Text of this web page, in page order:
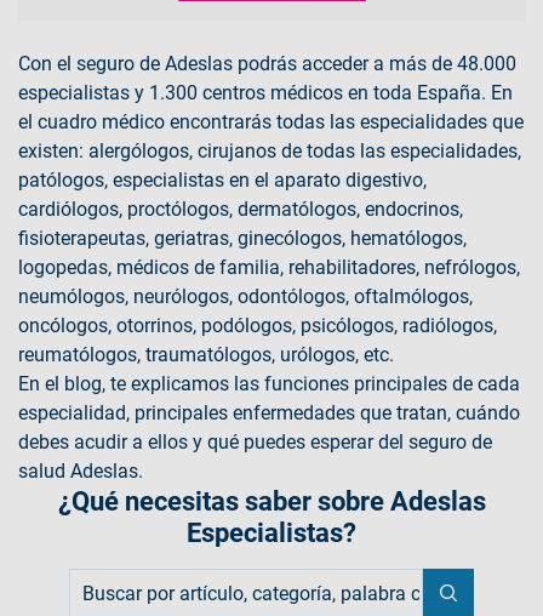
Con el seguro de Adeslas podrás acceder a más de 48.000
especialistas y 1.300 centros médicos en toda España. En
el cuadro médico encontrarás todas las especialidades que
existen: alergólogos, cirujanos de todas las especialidades,
patólogos, especialistas en el aparato digestivo,
cardiólogos, proctólogos, dermatólogos, endocrinos,
fisioterapeutas, geriatras, ginecólogos, hematólogos,
logopedas, médicos de familia, rehabilitadores, nefrólogos,
neumólogos, neurólogos, odontólogos, oftalmólogos,
oncólogos, otorrinos, podólogos, psicólogos, radiólogos,
reumatólogos, traumatólogos, urólogos, etc.
En el blog, te explicamos las funciones principales de cada
especialidad, principales enfermedades que tratan, cuándo
debes acudir a ellos y qué puedes esperar del seguro de
salud Adeslas.
¿Qué necesitas saber sobre Adeslas
Especialistas?